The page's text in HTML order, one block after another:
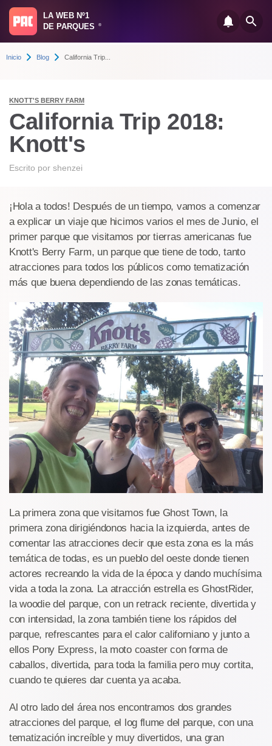
LA WEB Nº1
DE PARQUES
®
Inicio Blog California Trip...
KNOTT'S BERRY FARM
California Trip 2018:
Knott's
Escrito por shenzei
¡Hola a todos! Después de un tiempo, vamos a comenzar
a explicar un viaje que hicimos varios el mes de Junio, el
primer parque que visitamos por tierras americanas fue
Knott's Berry Farm, un parque que tiene de todo, tanto
atracciones para todos los públicos como tematización
más que buena dependiendo de las zonas temáticas.
La primera zona que visitamos fue Ghost Town, la
primera zona dirigiéndonos hacia la izquierda, antes de
comentar las atracciones decir que esta zona es la más
temática de todas, es un pueblo del oeste donde tienen
actores recreando la vida de la época y dando muchísima
vida a toda la zona. La atracción estrella es GhostRider,
la woodie del parque, con un retrack reciente, divertida y
con intensidad, la zona también tiene los rápidos del
parque, refrescantes para el calor californiano y junto a
ellos Pony Express, la moto coaster con forma de
caballos, divertida, para toda la familia pero muy cortita,
cuando te quieres dar cuenta ya acaba.
Al otro lado del área nos encontramos dos grandes
atracciones del parque, el log flume del parque, con una
tematización increíble y muy divertidos, una gran